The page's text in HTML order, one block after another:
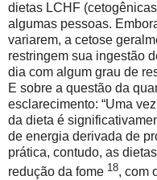
dietas LCHF
algumas pessoas.
variarem, a cetose
restringem sua ingestão
dia com algum grau de
E sobre a questão da
esclarecimento: “Uma
da dieta é
de energia derivada de
prática, contudo, as
redução da fome 18, com